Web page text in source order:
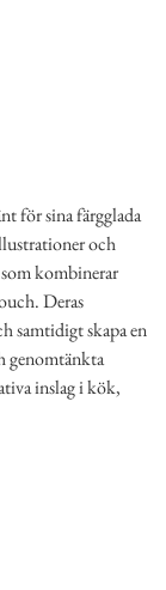
för sina färgglada
och
kombinerar
Deras
samtidigt skapa en
genomtänkta
inslag i kök,